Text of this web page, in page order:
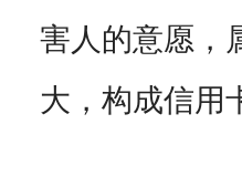
害人的意愿，
大，构成信用